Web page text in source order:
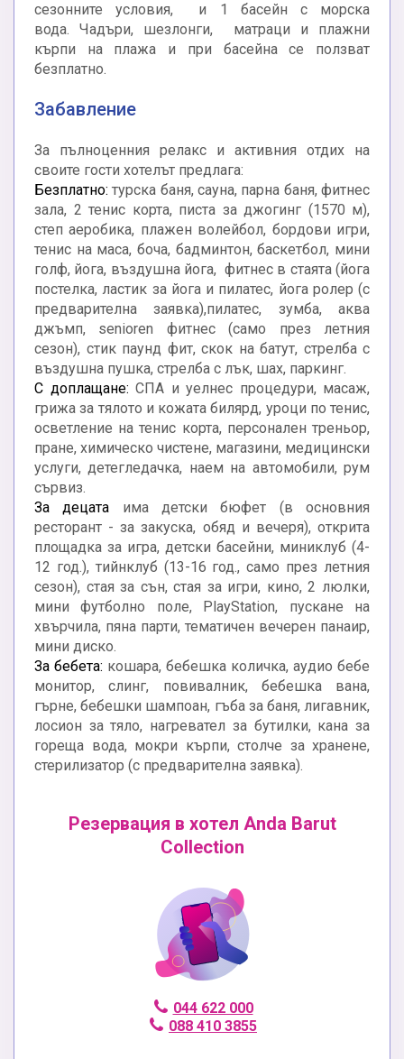
сезонните условия, и 1 басейн с морска
вода. Чадъри, шезлонги, матраци и плажни
кърпи на плажа и при басейна се ползват
безплатно.
Забавление
За пълноценния релакс и активния отдих на
своите гости хотелът предлага:
Безплатно: турска баня, сауна, парна баня, фитнес
зала, 2 тенис корта, писта за джогинг (1570 м),
степ аеробика, плажен волейбол, бордови игри,
тенис на маса, боча, бадминтон, баскетбол, мини
голф, йога, въздушна йога, фитнес в стаята (йога
постелка, ластик за йога и пилатес, йога ролер (с
предварителна заявка),пилатес, зумба, аква
джъмп, senioren фитнес (само през летния
сезон), стик паунд фит, скок на батут, стрелба с
въздушна пушка, стрелба с лък, шах, паркинг.
С доплащане: СПА и уелнес процедури, масаж,
грижа за тялото и кожата билярд, уроци по тенис,
осветление на тенис корта, персонален треньор,
пране, химическо чистене, магазини, медицински
услуги, детегледачка, наем на автомобили, рум
сървиз.
За децата има детски бюфет (в основния
ресторант - за закуска, обяд и вечеря), открита
площадка за игра, детски басейни, миниклуб (4-
12 год.), тийнклуб (13-16 год., само през летния
сезон), стая за сън, стая за игри, кино, 2 люлки,
мини футболно поле, PlayStation, пускане на
хвърчила, пяна парти, тематичен вечерен панаир,
мини диско.
За бебета: кошара, бебешка количка, аудио бебе
монитор, слинг, повивалник, бебешка вана,
гърне, бебешки шампоан, гъба за баня, лигавник,
лосион за тяло, нагревател за бутилки, кана за
гореща вода, мокри кърпи, столче за хранене,
стерилизатор (с предварителна заявка).
Резервация в хотел Anda Barut
Collection
044 622 000
088 410 3855